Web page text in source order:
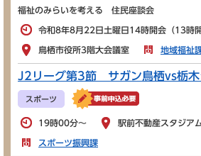
福祉のみらいを考える 住民座談会
令和8年8月22日土曜日14時開会（13時開
鳥栖市役所3階大会議室 地域福祉
J2リーグ第3節 サガン鳥栖vs栃木
スポーツ
19時00分～ 駅前不動産スタジアム
スポーツ振興課